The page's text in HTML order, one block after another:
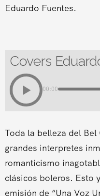
Eduardo Fuentes.
Covers
00:00
Toda la belleza del
grandes interpretes
romanticismo
clásicos boleros. Esto
emisión de “Una Voz